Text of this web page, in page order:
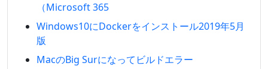
（Microsoft 365
Windows10にDockerをインストール2019年5月
版
MacのBig Surになってビルドエラー